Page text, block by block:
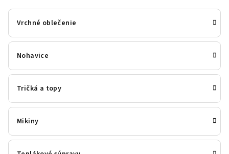
Vrchné oblečenie
Nohavice
Tričká a topy
Mikiny